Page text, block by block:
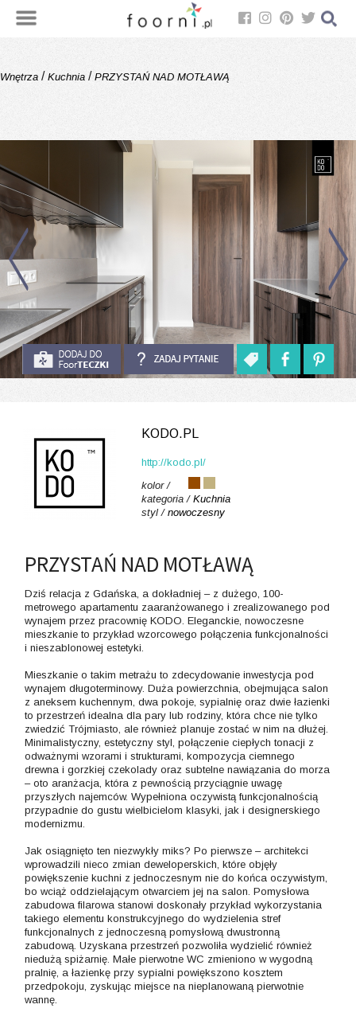
Wnętrza / Kuchnia / PRZYSTAŃ NAD MOTŁAWĄ
KODO.PL
http://kodo.pl/
kolor /
kategoria / Kuchnia
styl / nowoczesny
PRZYSTAŃ NAD MOTŁAWĄ
Dziś relacja z Gdańska, a dokładniej – z dużego, 100-
metrowego apartamentu zaaranżowanego i zrealizowanego pod
wynajem przez pracownię KODO. Eleganckie, nowoczesne
mieszkanie to przykład wzorcowego połączenia funkcjonalności
i nieszablonowej estetyki.
Mieszkanie o takim metrażu to zdecydowanie inwestycja pod
wynajem długoterminowy. Duża powierzchnia, obejmująca salon
z aneksem kuchennym, dwa pokoje, sypialnię oraz dwie łazienki
to przestrzeń idealna dla pary lub rodziny, która chce nie tylko
zwiedzić Trójmiasto, ale również planuje zostać w nim na dłużej.
Minimalistyczny, estetyczny styl, połączenie ciepłych tonacji z
odważnymi wzorami i strukturami, kompozycja ciemnego
drewna i gorzkiej czekolady oraz subtelne nawiązania do morza
– oto aranżacja, która z pewnością przyciągnie uwagę
przyszłych najemców. Wypełniona oczywistą funkcjonalnością
przypadnie do gustu wielbicielom klasyki, jak i designerskiego
modernizmu.
Jak osiągnięto ten niezwykły miks? Po pierwsze – architekci
wprowadzili nieco zmian deweloperskich, które objęły
powiększenie kuchni z jednoczesnym nie do końca oczywistym,
bo wciąż oddzielającym otwarciem jej na salon. Pomysłowa
zabudowa filarowa stanowi doskonały przykład wykorzystania
takiego elementu konstrukcyjnego do wydzielenia stref
funkcjonalnych z jednoczesną pomysłową dwustronną
zabudową. Uzyskana przestrzeń pozwoliła wydzielić również
niedużą spiżarnię. Małe pierwotne WC zmieniono w wygodną
pralnię, a łazienkę przy sypialni powiększono kosztem
przedpokoju, zyskując miejsce na nieplanowaną pierwotnie
wannę.